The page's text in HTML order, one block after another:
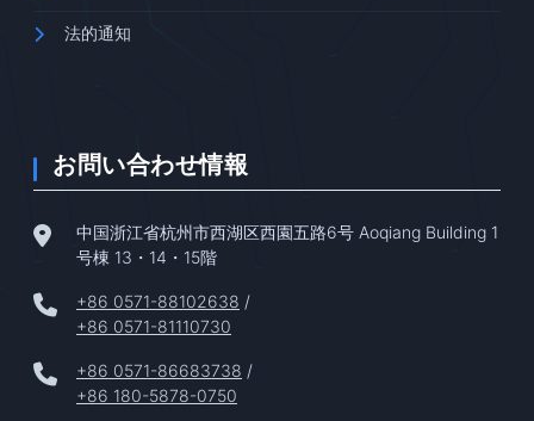
法的通知
お問い合わせ情報
中国浙江省杭州市西湖区西園五路6号 Aoqiang Building 1
号棟 13・14・15階
+86 0571-88102638 /
+86 0571-81110730
+86 0571-86683738 /
+86 180-5878-0750